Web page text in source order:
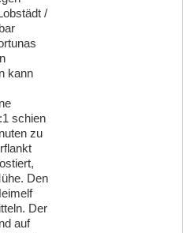
/
kann
schien
zu
Den
Der
auf